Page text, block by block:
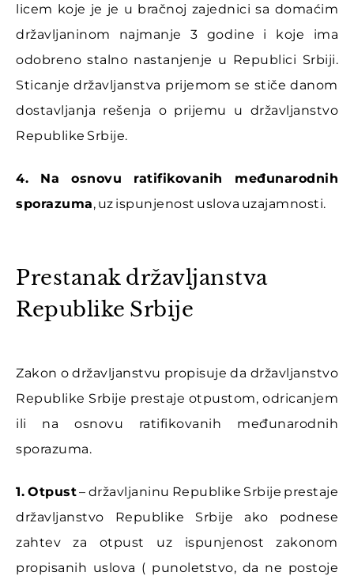
licem koje je je u bračnoj zajednici sa domaćim
državljaninom najmanje 3 godine i koje ima
odobreno stalno nastanjenje u Republici Srbiji.
Sticanje državljanstva prijemom se stiče danom
dostavljanja rešenja o prijemu u državljanstvo
Republike Srbije.
4. Na osnovu ratifikovanih međunarodnih
sporazuma, uz ispunjenost uslova uzajamnosti.
Prestanak državljanstva
Republike Srbije
Zakon o državljanstvu propisuje da državljanstvo
Republike Srbije prestaje otpustom, odricanjem
ili na osnovu ratifikovanih međunarodnih
sporazuma.
1. Otpust– državljaninu Republike Srbije prestaje
državljanstvo Republike Srbije ako podnese
zahtev za otpust uz ispunjenost zakonom
propisanih uslova ( punoletstvo, da ne postoje